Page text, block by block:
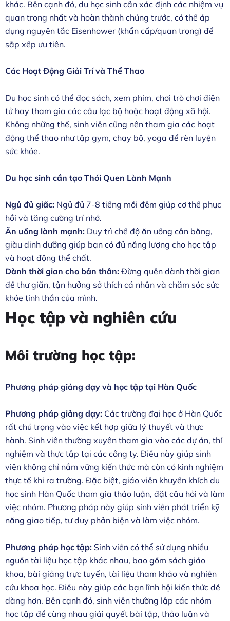
khác. Bên cạnh đó, du học sinh cần xác định các nhiệm vụ
quan trọng nhất và hoàn thành chúng trước, có thể áp
dụng nguyên tắc Eisenhower (khẩn cấp/quan trọng) để
sắp xếp ưu tiên.
Các Hoạt Động Giải Trí và Thể Thao
Du học sinh có thể đọc sách, xem phim, chơi trò chơi điện
tử hay tham gia các câu lạc bộ hoặc hoạt động xã hội.
Không những thế, sinh viên cũng nên tham gia các hoạt
động thể thao như tập gym, chạy bộ, yoga để rèn luyện
sức khỏe.
Du học sinh cần tạo Thói Quen Lành Mạnh
Ngủ đủ giấc: Ngủ đủ 7-8 tiếng mỗi đêm giúp cơ thể phục
hồi và tăng cường trí nhớ.
Ăn uống lành mạnh: Duy trì chế độ ăn uống cân bằng,
giàu dinh dưỡng giúp bạn có đủ năng lượng cho học tập
và hoạt động thể chất.
Dành thời gian cho bản thân: Đừng quên dành thời gian
để thư giãn, tận hưởng sở thích cá nhân và chăm sóc sức
khỏe tinh thần của mình.
Học tập và nghiên cứu
Môi trường học tập:
Phương pháp giảng dạy và học tập tại Hàn Quốc
Phương pháp giảng dạy: Các trường đại học ở Hàn Quốc
rất chú trọng vào việc kết hợp giữa lý thuyết và thực
hành. Sinh viên thường xuyên tham gia vào các dự án, thí
nghiệm và thực tập tại các công ty. Điều này giúp sinh
viên không chỉ nắm vững kiến thức mà còn có kinh nghiệm
thực tế khi ra trường. Đặc biệt, giáo viên khuyến khích du
học sinh Hàn Quốc tham gia thảo luận, đặt câu hỏi và làm
việc nhóm. Phương pháp này giúp sinh viên phát triển kỹ
năng giao tiếp, tư duy phản biện và làm việc nhóm.
Phương pháp học tập: Sinh viên có thể sử dụng nhiều
nguồn tài liệu học tập khác nhau, bao gồm sách giáo
khoa, bài giảng trực tuyến, tài liệu tham khảo và nghiên
cứu khoa học. Điều này giúp các bạn lĩnh hội kiến thức dễ
dàng hơn. Bên cạnh đó, sinh viên thường lập các nhóm
học tập để cùng nhau giải quyết bài tập, thảo luận và